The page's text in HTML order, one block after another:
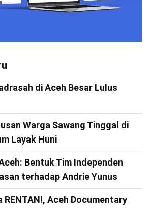
di Aceh Besar Lulus
Warga Sawang Tinggal di
Layak Huni
Bentuk Tim Independen
terhadap Andrie Yunus
RENTAN!, Aceh Documentary